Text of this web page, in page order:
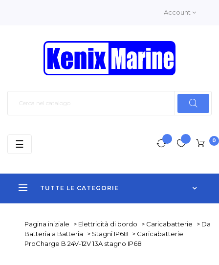
Account
0
TUTTE LE CATEGORIE
navigazione
☰
Pagina iniziale > Elettricità di bordo > Caricabatterie > Da
Batteria a Batteria
> Stagni IP68 > Caricabatterie
ProCharge B 24V-12V 13A stagno IP68